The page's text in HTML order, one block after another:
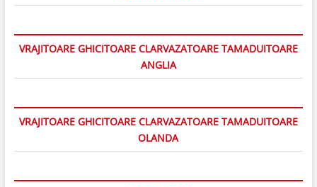
VRAJITOARE GHICITOARE CLARVAZATOARE TAMADUITOARE
ANGLIA
VRAJITOARE GHICITOARE CLARVAZATOARE TAMADUITOARE
OLANDA